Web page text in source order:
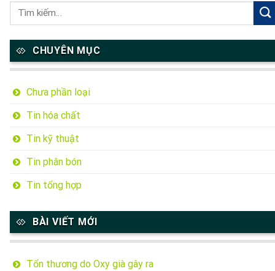
CHUYÊN MỤC
Chưa phần loại
Tin hóa chất
Tin kỹ thuật
Tin phân bón
Tin tổng hợp
BÀI VIẾT MỚI
Tổn thương do Oxy già gây ra